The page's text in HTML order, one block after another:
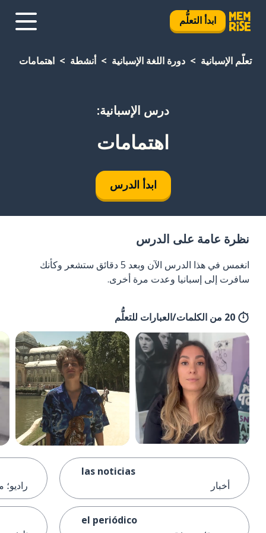
ابدأ التعلُّم
تعلَّم الإسبانية دورة اللغة الإسبانية أنشطة اهتمامات
درس الإسبانية:
اهتمامات
ابدأ الدرس
نظرة عامة على الدرس
انغمس في هذا الدرس الآن وبعد 5 دقائق ستشعر وكأنك
سافرت إلى إسبانيا وعدت مرة أخرى.
20 من الكلمات/العبارات للتعلُّم
las noticias
أخبار
el periódico
راديو؛